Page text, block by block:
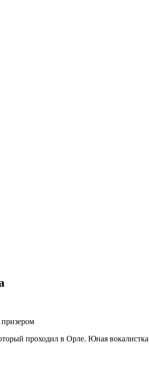
призером
проходил в Орле. Юная